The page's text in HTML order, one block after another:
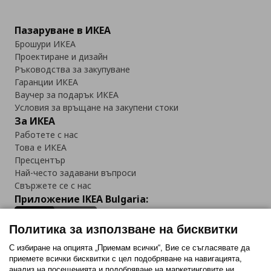
Пазаруване в ИКЕА
Брошури ИКЕА
Проектиране и дизайн
Ръководства за закупуване
Гаранции ИКЕА
Ваучер за подарък ИКЕА
Условия за връщане на закупени стоки
За ИКЕА
Работете с нас
Това е ИКЕА
Пресцентър
Най-често задавани въпроси
Свържете се с нас
Приложение IKEA Bulgaria:
Последвайте ни:
Политика за използване на бисквитки
С избиране на опцията „Приемам всички“, Вие се съгласявате да
приемете всички бисквитки с цел подобряване на навигацията,